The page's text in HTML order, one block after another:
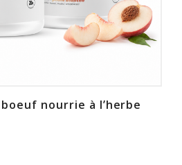
nourrie à l’herbe